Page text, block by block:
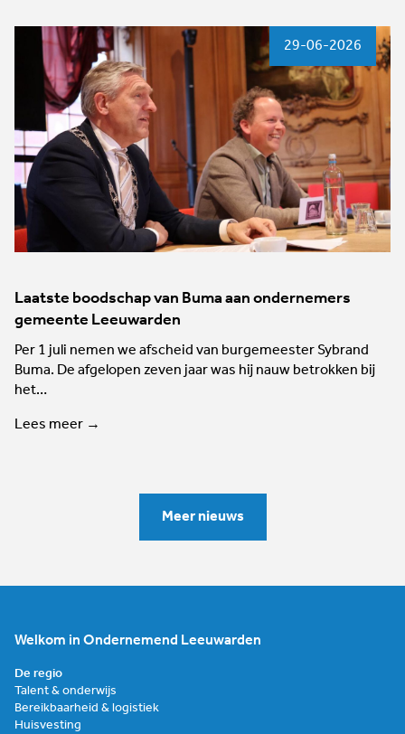
29-06-2026
Laatste boodschap van Buma aan ondernemers
gemeente Leeuwarden
Per 1 juli nemen we afscheid van burgemeester Sybrand
Buma. De afgelopen zeven jaar was hij nauw betrokken bij
het…
Lees meer →
Meer nieuws
Welkom in Ondernemend Leeuwarden
De regio
Talent & onderwijs
Bereikbaarheid & logistiek
Huisvesting